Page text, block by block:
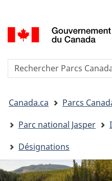
de
la
langue
Reserche
êtes
ici&nbsp;:
Canada.ca Parcs
Parc national Jasper
Désignations